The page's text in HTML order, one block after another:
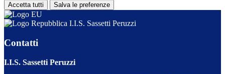
Accetta tutti Salva le preferenze
I.I.S. Sassetti Peruzzi
Contatti
I.I.S. Sassetti Peruzzi